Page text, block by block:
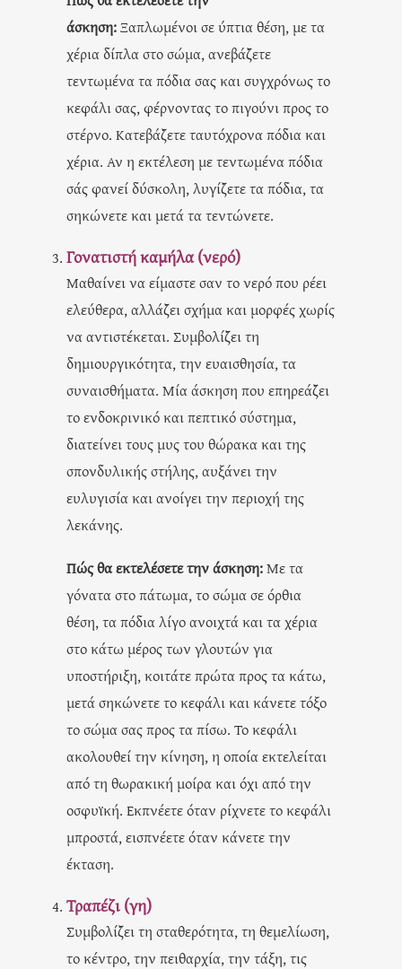
άσκηση:Ξαπλωμένοι σε ύπτια θέση, με τα
χέρια δίπλα στο σώμα, ανεβάζετε
τεντωμένα τα πόδια σας και συγχρόνως το
κεφάλι σας, φέρνοντας το πιγούνι προς το
στέρνο. Κατεβάζετε ταυτόχρονα πόδια και
χέρια. Αν η εκτέλεση με τεντωμένα πόδια
σάς φανεί δύσκολη, λυγίζετε τα πόδια, τα
σηκώνετε και μετά τα τεντώνετε.
Γονατιστή καμήλα (νερό)
Μαθαίνει να είμαστε σαν το νερό που ρέει
ελεύθερα, αλλάζει σχήμα και μορφές χωρίς
να αντιστέκεται. Συμβολίζει τη
δημιουργικότητα, την ευαισθησία, τα
συναισθήματα. Μία άσκηση που επηρεάζει
το ενδοκρινικό και πεπτικό σύστημα,
διατείνει τους μυς του θώρακα και της
σπονδυλικής στήλης, αυξάνει την
ευλυγισία και ανοίγει την περιοχή της
λεκάνης.
Πώς θα εκτελέσετε την άσκηση:Με τα
γόνατα στο πάτωμα, το σώμα σε όρθια
θέση, τα πόδια λίγο ανοιχτά και τα χέρια
στο κάτω μέρος των γλουτών για
υποστήριξη, κοιτάτε πρώτα προς τα κάτω,
μετά σηκώνετε το κεφάλι και κάνετε τόξο
το σώμα σας προς τα πίσω. Το κεφάλι
ακολουθεί την κίνηση, η οποία εκτελείται
από τη θωρακική μοίρα και όχι από την
οσφυϊκή. Εκπνέετε όταν ρίχνετε το κεφάλι
μπροστά, εισπνέετε όταν κάνετε την
έκταση.
Τραπέζι (γη)
Συμβολίζει τη σταθερότητα, τη θεμελίωση,
το κέντρο, την πειθαρχία, την τάξη, τις